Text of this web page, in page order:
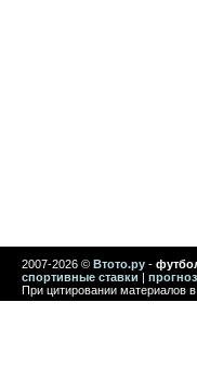
2007-2026 © Втото.ру -
спортивные ставки |
При цитировании материалов